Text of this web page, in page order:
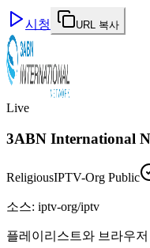
시청 URL 복사
Live
3ABN International
ReligiousIPTV-Org Public
소스: iptv-org/iptv
플레이리스트와 브라우